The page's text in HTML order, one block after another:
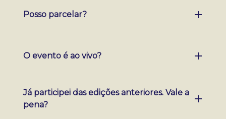
todos os participantes.
Posso parcelar?
momento da inscrição. Consulte as opções
O evento é ao vivo?
Sim. Transmissão via Zoom com interação
direta com os palestrantes durante as
sessões.
Já participei das edições anteriores. Vale a
pena?